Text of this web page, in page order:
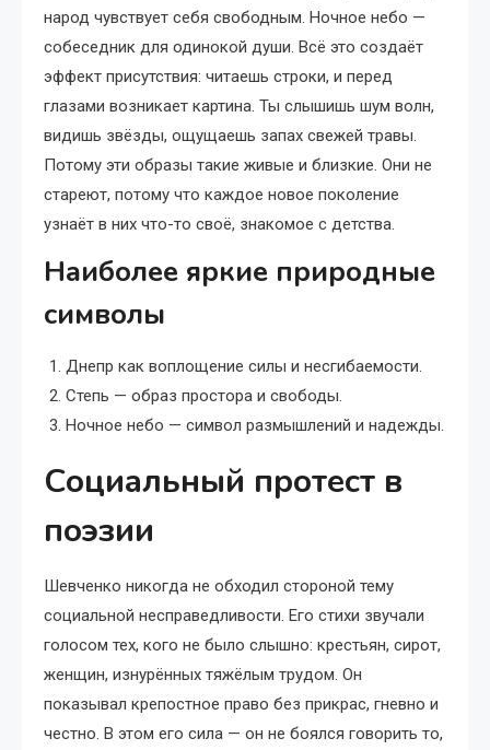
народ чувствует себя свободным. Ночное небо —
собеседник для одинокой души. Всё это создаёт
эффект присутствия: читаешь строки, и перед
глазами возникает картина. Ты слышишь шум волн,
видишь звёзды, ощущаешь запах свежей травы.
Потому эти образы такие живые и близкие. Они не
стареют, потому что каждое новое поколение
узнаёт в них что-то своё, знакомое с детства.
Наиболее яркие природные
символы
Днепр как воплощение силы и несгибаемости.
Степь — образ простора и свободы.
Ночное небо — символ размышлений и надежды.
Социальный протест в
поэзии
Шевченко никогда не обходил стороной тему
социальной несправедливости. Его стихи звучали
голосом тех, кого не было слышно: крестьян, сирот,
женщин, изнурённых тяжёлым трудом. Он
показывал крепостное право без прикрас, гневно и
честно. В этом его сила — он не боялся говорить то,